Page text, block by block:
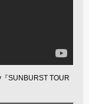
SUNBURST TOUR